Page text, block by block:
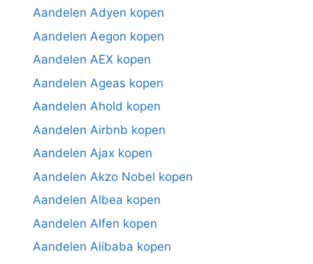
Aandelen Adyen kopen
Aandelen Aegon kopen
Aandelen AEX kopen
Aandelen Ageas kopen
Aandelen Ahold kopen
Aandelen Airbnb kopen
Aandelen Ajax kopen
Aandelen Akzo Nobel kopen
Aandelen Albea kopen
Aandelen Alfen kopen
Aandelen Alibaba kopen